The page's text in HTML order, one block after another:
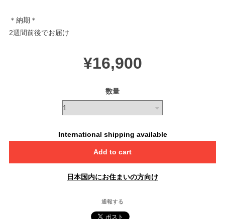
＊納期＊
2週間前後でお届け
¥16,900
数量
International shipping available
Add to cart
日本国内にお住まいの方向け
通報する